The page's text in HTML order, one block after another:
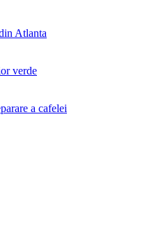
Atlanta
verde
a cafelei